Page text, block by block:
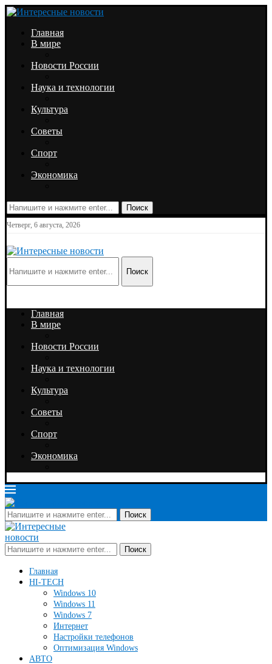
Главная
В мире
Новости России
Наука и технологии
Культура
Советы
Спорт
Экономика
Поиск
Четверг, 6 августа, 2026
Поиск
Главная
В мире
Новости России
Наука и технологии
Культура
Советы
Спорт
Экономика
Поиск
Поиск
Главная
HI-TECH
Windows 10
Windows 11
Windows 7
Интернет
Настройки телефонов
Оптимизация Windows
АВТО